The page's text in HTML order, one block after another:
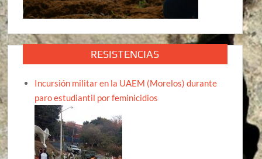
RESISTENCIAS
Incursión militar en la UAEM (Morelos) durante
paro estudiantil por feminicidios